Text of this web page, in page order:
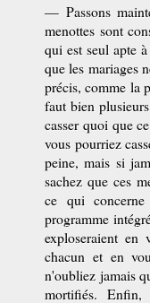
— Passons
menottes sont
qui est seul apte
que les mariages
précis, comme la
faut bien
casser quoi que
vous pourriez
peine, mais si
sachez que ces
ce qui
programme
exploseraient en
chacun et en
n'oubliez jamais
mortifiés.